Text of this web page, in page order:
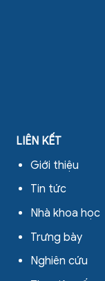
LIÊN KẾT
Giới thiệu
Tin tức
Nhà khoa học
Trưng bày
Nghiên cứu